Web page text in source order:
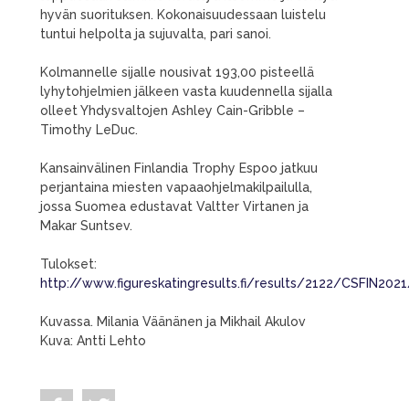
hyvän suorituksen. Kokonaisuudessaan luistelu
tuntui helpolta ja sujuvalta, pari sanoi.
Kolmannelle sijalle nousivat 193,00 pisteellä
lyhytohjelmien jälkeen vasta kuudennella sijalla
olleet Yhdysvaltojen Ashley Cain-Gribble –
Timothy LeDuc.
Kansainvälinen Finlandia Trophy Espoo jatkuu
perjantaina miesten vapaaohjelmakilpailulla,
jossa Suomea edustavat Valtter Virtanen ja
Makar Suntsev.
Tulokset:
http://www.figureskatingresults.fi/results/2122/
Kuvassa. Milania Väänänen ja Mikhail Akulov
Kuva: Antti Lehto